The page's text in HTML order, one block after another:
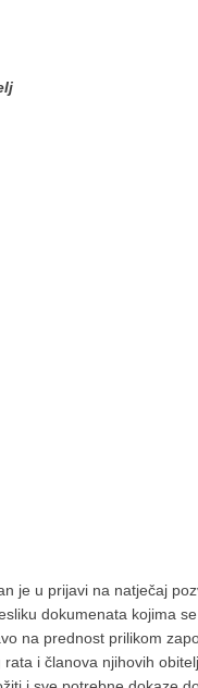
je u prijavi na natječaj
dokumenata kojima
na prednost prilikom
i članova njihovih